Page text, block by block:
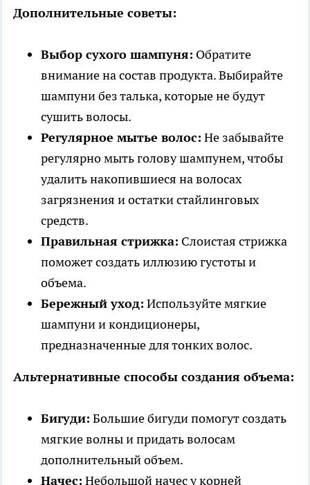
Дополнительные советы:
Выбор сухого шампуня: Обратите
внимание на состав продукта. Выбирайте
шампуни без талька, которые не будут
сушить волосы.
Регулярное мытье волос: Не забывайте
регулярно мыть голову шампунем, чтобы
удалить накопившиеся на волосах
загрязнения и остатки стайлинговых
средств.
Правильная стрижка: Слоистая стрижка
поможет создать иллюзию густоты и
объема.
Бережный уход: Используйте мягкие
шампуни и кондиционеры,
предназначенные для тонких волос.
Альтернативные способы создания объема:
Бигуди: Большие бигуди помогут создать
мягкие волны и придать волосам
дополнительный объем.
Начес: Небольшой начес у корней